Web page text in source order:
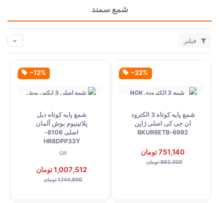
شمع سمند
فیلتر
‎−22%
شمع پایه کوتاه 3 الکترود
ان جی کی اصلی ژاپن
BKUR6ETB-6992
751,140 تومان
963,000 تومان
‎−12%
شمع پایه کوتاه دبل
پلاتینیوم بوش آلمان
اصلی 8106-
HR8DPP33Y
GR
1,007,512 تومان
1,144,900 تومان